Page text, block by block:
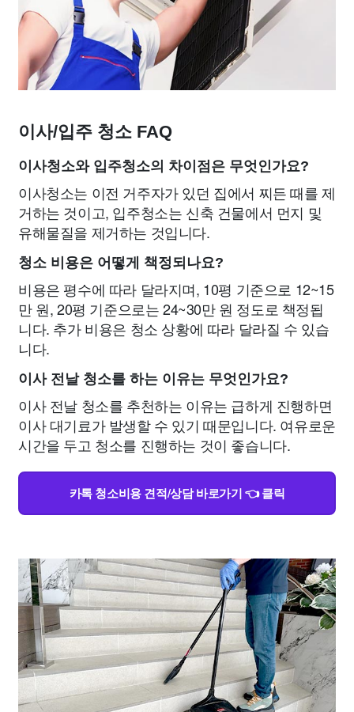
이사/입주 청소 FAQ
이사청소와 입주청소의 차이점은 무엇인가요?
이사청소는 이전 거주자가 있던 집에서 찌든 때를 제
거하는 것이고, 입주청소는 신축 건물에서 먼지 및
유해물질을 제거하는 것입니다.
청소 비용은 어떻게 책정되나요?
비용은 평수에 따라 달라지며, 10평 기준으로 12~15
만 원, 20평 기준으로는 24~30만 원 정도로 책정됩
니다. 추가 비용은 청소 상황에 따라 달라질 수 있습
니다.
이사 전날 청소를 하는 이유는 무엇인가요?
이사 전날 청소를 추천하는 이유는 급하게 진행하면
이사 대기료가 발생할 수 있기 때문입니다. 여유로운
시간을 두고 청소를 진행하는 것이 좋습니다.
카톡 청소비용 견적/상담 바로가기 👈 클릭